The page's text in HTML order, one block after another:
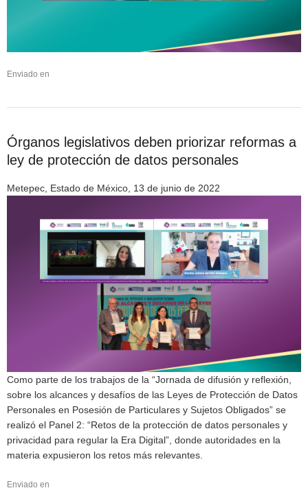
Enviado en
Órganos legislativos deben priorizar reformas a
ley de protección de datos personales
Metepec, Estado de México, 13 de junio de 2022
Como parte de los trabajos de la “Jornada de difusión y reflexión,
sobre los alcances y desafíos de las Leyes de Protección de Datos
Personales en Posesión de Particulares y Sujetos Obligados” se
realizó el Panel 2: “Retos de la protección de datos personales y
privacidad para regular la Era Digital”, donde autoridades en la
materia expusieron los retos más relevantes.
Enviado en